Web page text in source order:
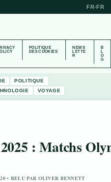
FR-FR
POLITIQUE
DES COOKIES
NEWS
LETTE
R
B
L
O
G
POLITIQUE
VOYAGE
: Matchs
• RELU PAR OLIVER BENNETT